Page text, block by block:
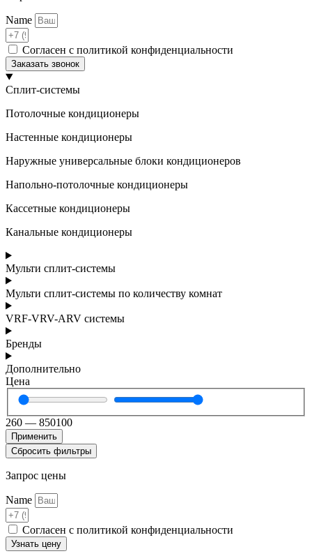
Name
Согласен с политикой конфиденциальности
Заказать звонок
Сплит-системы
Потолочные кондиционеры
Настенные кондиционеры
Наружные универсальные блоки кондиционеров
Напольно-потолочные кондиционеры
Кассетные кондиционеры
Канальные кондиционеры
Мульти сплит-системы
Мульти сплит-системы по количеству комнат
VRF-VRV-ARV системы
Бренды
Дополнительно
Цена
260 — 850100
Применить
Сбросить фильтры
Запрос цены
Name
Согласен с политикой конфиденциальности
Узнать цену